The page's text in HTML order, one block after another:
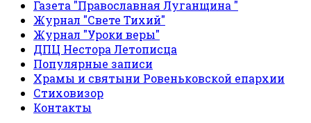
Газета "Православная Луганщина "
Журнал "Свете Тихий"
Журнал "Уроки веры"
ДПЦ Нестора Летописца
Популярные записи
Храмы и святыни Ровеньковской епархии
Стиховизор
Контакты